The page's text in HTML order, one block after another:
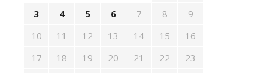
3
4 5 6 7 8
9
10
11 12 13 14 15
16
17
18 19 20 21 22
23